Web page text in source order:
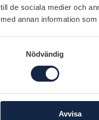
till de sociala medier och
med annan information
Nödvändig
Avvisa